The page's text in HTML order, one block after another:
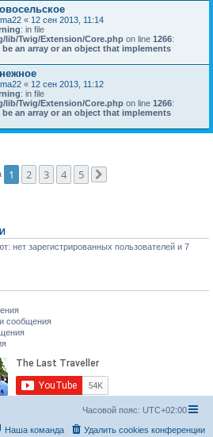
« 12 сен 2013, 11:14
: in file
lib/Twig/Extension/Core.php on line 1266:
an array or an object that implements
« 12 сен 2013, 11:12
: in file
lib/Twig/Extension/Core.php on line 1266:
an array or an object that implements
1 2 3 4 5
нет зарегистрированных пользователей и 7
сообщения
Часовой пояс: UTC+02:00
Удалить cookies конференции
Наша команда